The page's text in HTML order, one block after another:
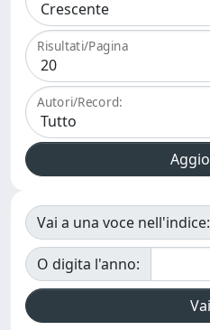
Risultati/Pagina
Autori/Record:
Vai a una voce nell'indice:
O digita l'anno: